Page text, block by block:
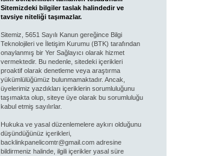
Sitemizdeki bilgiler taslak halindedir ve
tavsiye niteliği taşımazlar.
Sitemiz, 5651 Sayılı Kanun gereğince Bilgi
Teknolojileri ve İletişim Kurumu (BTK) tarafından
onaylanmış bir Yer Sağlayıcı olarak hizmet
vermektedir. Bu nedenle, sitedeki içerikleri
proaktif olarak denetleme veya araştırma
yükümlülüğümüz bulunmamaktadır. Ancak,
üyelerimiz yazdıkları içeriklerin sorumluluğunu
taşımakta olup, siteye üye olarak bu sorumluluğu
kabul etmiş sayılırlar.
Hukuka ve yasal düzenlemelere aykırı olduğunu
düşündüğünüz içerikleri,
backlinkpanelicomtr@gmail.comadresine
bildirmeniz halinde, ilgili içerikler yasal süre